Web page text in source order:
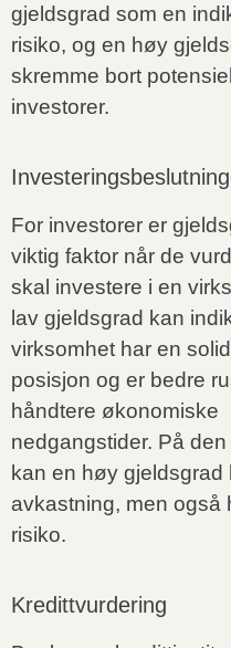
gjeldsgrad som en
risiko, og en høy
skremme bort
investorer.
For investorer er
viktig faktor når de
skal investere i en
lav gjeldsgrad kan
virksomhet har en solid
posisjon og er bedre
håndtere økonomiske
nedgangstider. På
kan en høy gjeldsgrad
avkastning, men også
risiko.
Kredittvurdering